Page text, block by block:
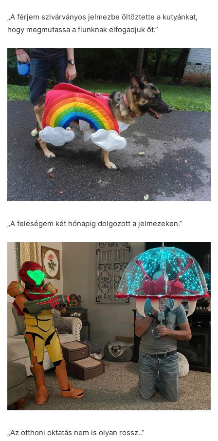
„A férjem szivárványos jelmezbe öltöztette a kutyánkat,
hogy megmutassa a fiunknak elfogadjuk őt.”
„A feleségem két hónapig dolgozott a jelmezeken.”
„Az otthoni oktatás nem is olyan rossz..”